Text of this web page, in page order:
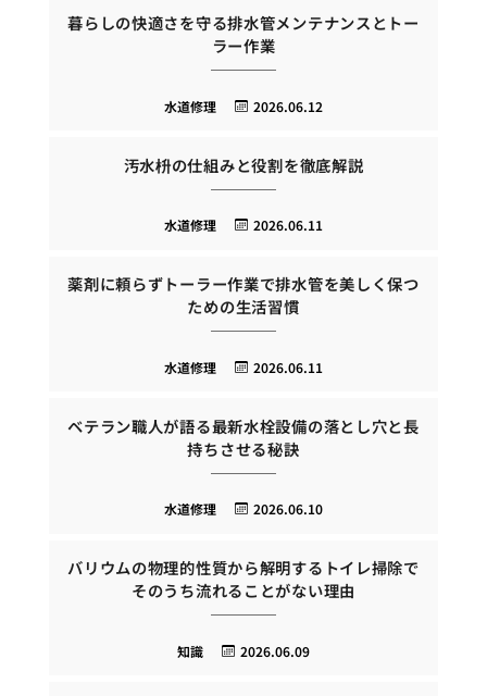
暮らしの快適さを守る排水管メンテナンスとトー
ラー作業
2026.06.12
水道修理
汚水枡の仕組みと役割を徹底解説
2026.06.11
水道修理
薬剤に頼らずトーラー作業で排水管を美しく保つ
ための生活習慣
2026.06.11
水道修理
ベテラン職人が語る最新水栓設備の落とし穴と長
持ちさせる秘訣
2026.06.10
水道修理
バリウムの物理的性質から解明するトイレ掃除で
そのうち流れることがない理由
2026.06.09
知識